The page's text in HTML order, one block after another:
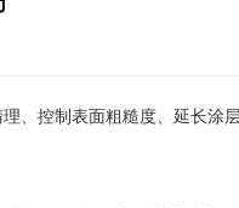
、控制表面粗糙度、延长涂